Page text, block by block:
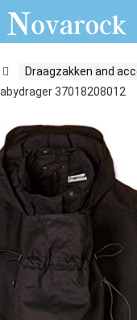
Draagzakken and
37018208012